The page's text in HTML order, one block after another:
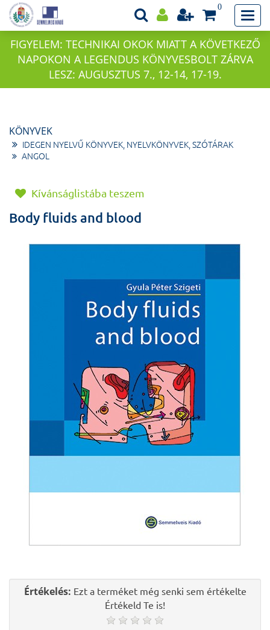
0
FIGYELEM: TECHNIKAI OKOK MIATT A KÖVETKEZŐ
NAPOKON A LEGENDUS KÖNYVESBOLT ZÁRVA
LESZ: AUGUSZTUS 7., 12-14, 17-19.
KÖNYVEK
IDEGEN NYELVŰ KÖNYVEK, NYELVKÖNYVEK, SZÓTÁRAK
ANGOL
Kívánságlistába teszem
Body fluids and blood
Értékelés: Ezt a terméket még senki sem értékelte
Értékeld Te is!